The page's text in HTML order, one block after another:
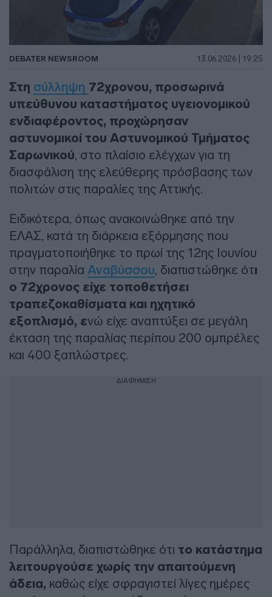
DEBATER NEWSROOM 13.06.2026 | 19:25
Στη σύλληψη 72χρονου, προσωρινά
υπεύθυνου καταστήματος υγειονομικού
ενδιαφέροντος, προχώρησαν
αστυνομικοί του Αστυνομικού Τμήματος
Σαρωνικού, στο πλαίσιο ελέγχων για τη
διασφάλιση της ελεύθερης πρόσβασης των
πολιτών στις παραλίες της Αττικής.
Ειδικότερα, όπως ανακοινώθηκε από την
ΕΛΑΣ, κατά τη διάρκεια εξόρμησης που
πραγματοποιήθηκε το πρωί της 12ης Ιουνίου
στην παραλία Αναβύσσου, διαπιστώθηκε ότι
ο 72χρονος είχε τοποθετήσει
τραπεζοκαθίσματα και ηχητικό
εξοπλισμό, ενώ είχε αναπτύξει σε μεγάλη
έκταση της παραλίας περίπου 200 ομπρέλες
και 400 ξαπλώστρες.
ΔΙΑΦΗΜΙΣΗ
Παράλληλα, διαπιστώθηκε ότι το κατάστημα
λειτουργούσε χωρίς την απαιτούμενη
άδεια, καθώς είχε σφραγιστεί λίγες ημέρες